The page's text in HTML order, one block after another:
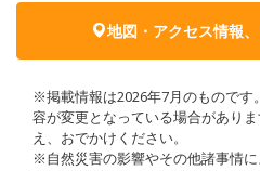
地図・アクセス情報
※掲載情報は2026年7月のものです
容が変更となっている場合があり
え、おでかけください。
※自然災害の影響やその他諸事情に